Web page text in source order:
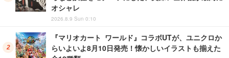
オシャレ
2026.8.9 Sun 0:10
『マリオカート ワールド』コラボUTが、ユニクロか
らいよいよ8月10日発売！懐かしいイラストも揃えた